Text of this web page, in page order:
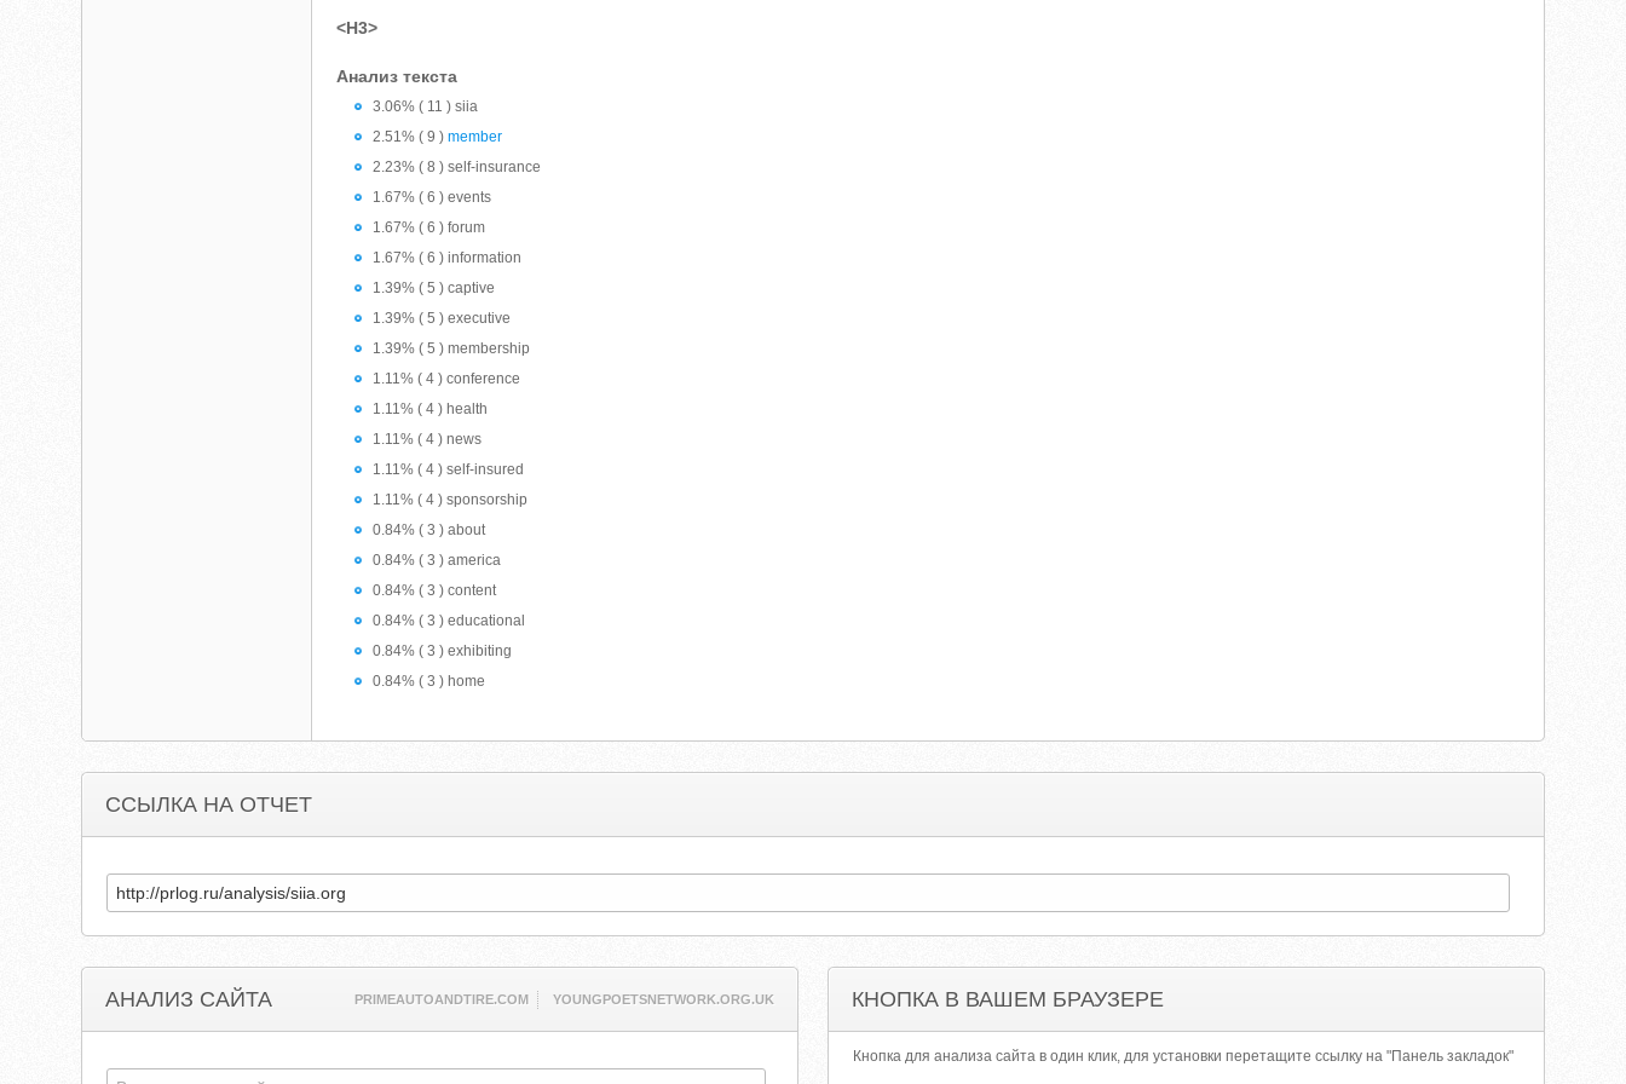
<H3>
Анализ текста
3.06% ( 11 ) siia
2.51% ( 9 )member
2.23% ( 8 ) self-insurance
1.67% ( 6 ) events
1.67% ( 6 ) forum
1.67% ( 6 ) information
1.39% ( 5 ) captive
1.39% ( 5 ) executive
1.39% ( 5 ) membership
1.11% ( 4 ) conference
1.11% ( 4 ) health
1.11% ( 4 ) news
1.11% ( 4 ) self-insured
1.11% ( 4 ) sponsorship
0.84% ( 3 ) about
0.84% ( 3 ) america
0.84% ( 3 ) content
0.84% ( 3 ) educational
0.84% ( 3 ) exhibiting
0.84% ( 3 ) home
ССЫЛКА НА ОТЧЕТ
АНАЛИЗ САЙТА PRIMEAUTOANDTIRE.COM YOUNGPOETSNETWORK.ORG.UK КНОПКА В ВАШЕМ БРАУЗЕРЕ
Кнопка для анализа сайта в один клик, для установки перетащите ссылку на "Панель закладок"